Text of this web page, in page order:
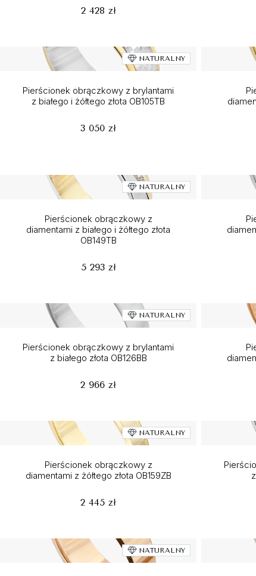
2 428 zł
NATURALNY
Pierścionek obrączkowy z brylantami
z białego i żółtego złota OB105TB
3 050 zł
NATURALNY
Pierścionek obrączkowy z
diamentami z białego i żółtego złota
OB149TB
5 293 zł
NATURALNY
Pierścionek obrączkowy z brylantami
z białego złota OB126BB
2 966 zł
NATURALNY
Pierścionek obrączkowy z
diamentami z żółtego złota OB159ZB
2 445 zł
NATURALNY